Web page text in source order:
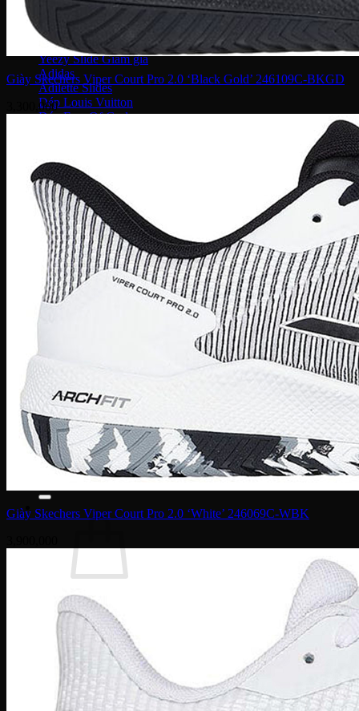
Bottega Veneta
Palm Angels
Yeezy Slide
Adidas
Adilette Slides
Dép Louis Vuitton
Dép Fear Of God
Dép Air Max
Crocs
Vans
MLB
Bottega Veneta
Gucci
Versace
Prada
Burberry
Dior
Gucci
Dolce & Gabbana
Fendi
Saint Laurent
Tom Ford
Tin Tức – Sự Kiện
Sale
kiếm:
Chưa có sản phẩm trong giỏ hàng.
Quay trở lại cửa hàng
Tìm
Giỏ hàng
Giày Skechers Viper Court Pro 2.0 ‘Black Gold’ 246109C-BKGD
3,300,000
Giày Skechers Viper Court Pro 2.0 ‘White’ 246069C-WBK